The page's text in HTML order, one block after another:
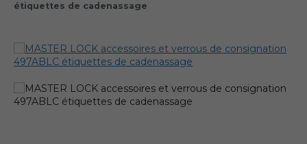
étiquettes de cadenassage